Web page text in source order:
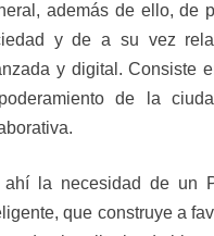
además de ello, de
y de a su vez
y digital. Consiste
de la
ahí la necesidad de un
que construye a